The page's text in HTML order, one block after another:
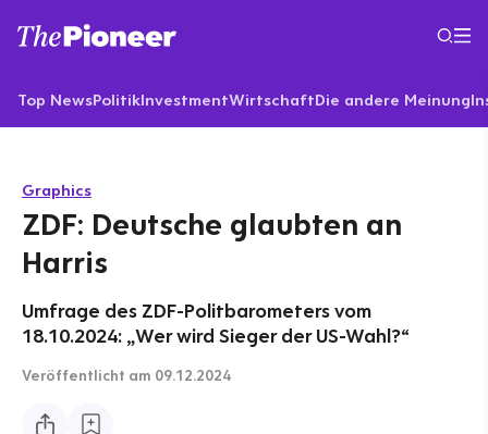
Top NewsPolitikInvestmentWirtschaftDie andere Meinung
Graphics
ZDF: Deutsche glaubten an
Harris
Umfrage des ZDF-Politbarometers vom
18.10.2024: „Wer wird Sieger der US-Wahl?“
Veröffentlicht am 09.12.2024